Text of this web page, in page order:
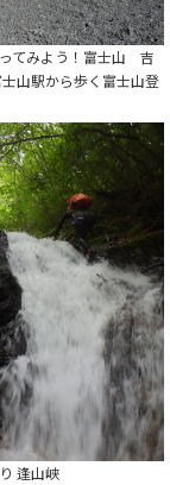
てみよう！富士山 吉
山駅から歩く富士山登
逢山峡